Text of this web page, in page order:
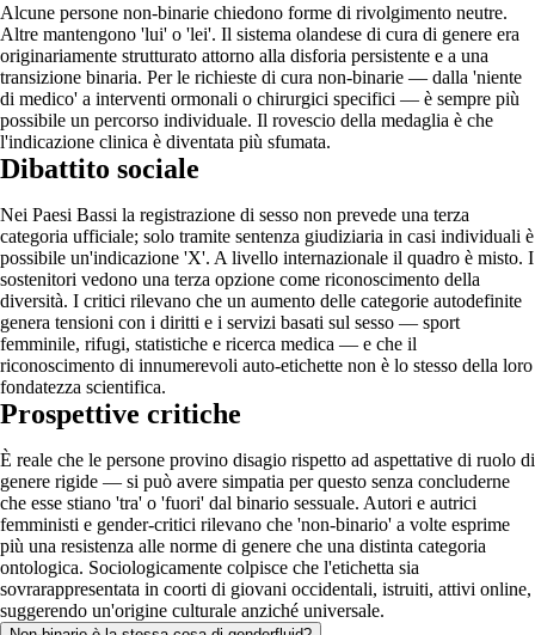
Alcune persone non-binarie chiedono forme di rivolgimento neutre.
Altre mantengono 'lui' o 'lei'. Il sistema olandese di cura di genere era
originariamente strutturato attorno alla disforia persistente e a una
transizione binaria. Per le richieste di cura non-binarie — dalla 'niente
di medico' a interventi ormonali o chirurgici specifici — è sempre più
possibile un percorso individuale. Il rovescio della medaglia è che
l'indicazione clinica è diventata più sfumata.
Dibattito sociale
Nei Paesi Bassi la registrazione di sesso non prevede una terza
categoria ufficiale; solo tramite sentenza giudiziaria in casi individuali è
possibile un'indicazione 'X'. A livello internazionale il quadro è misto. I
sostenitori vedono una terza opzione come riconoscimento della
diversità. I critici rilevano che un aumento delle categorie autodefinite
genera tensioni con i diritti e i servizi basati sul sesso — sport
femminile, rifugi, statistiche e ricerca medica — e che il
riconoscimento di innumerevoli auto-etichette non è lo stesso della loro
fondatezza scientifica.
Prospettive critiche
È reale che le persone provino disagio rispetto ad aspettative di ruolo di
genere rigide — si può avere simpatia per questo senza concluderne
che esse stiano 'tra' o 'fuori' dal binario sessuale. Autori e autrici
femministi e gender-critici rilevano che 'non-binario' a volte esprime
più una resistenza alle norme di genere che una distinta categoria
ontologica. Sociologicamente colpisce che l'etichetta sia
sovrarappresentata in coorti di giovani occidentali, istruiti, attivi online,
suggerendo un'origine culturale anziché universale.